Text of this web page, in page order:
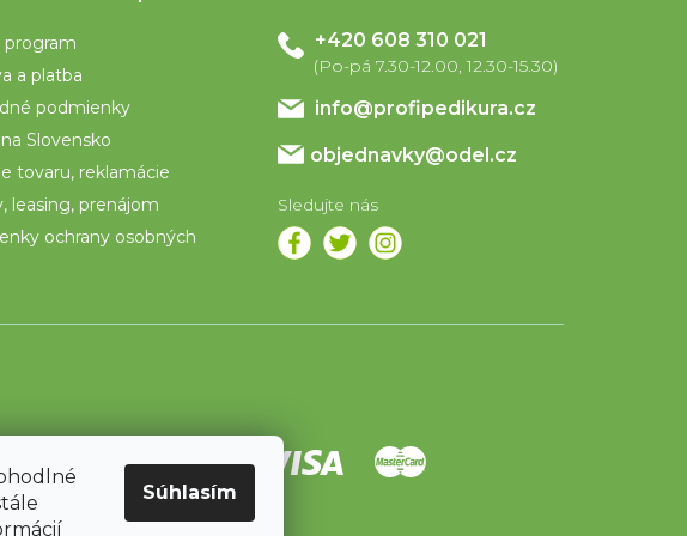
Súhlasím
program
a platba
podmienky
Slovensko
tovaru, reklamácie
leasing, prenájom
ochrany osobných
info@profipedikura.cz
+420 608 310 021
objednavky@odel.cz